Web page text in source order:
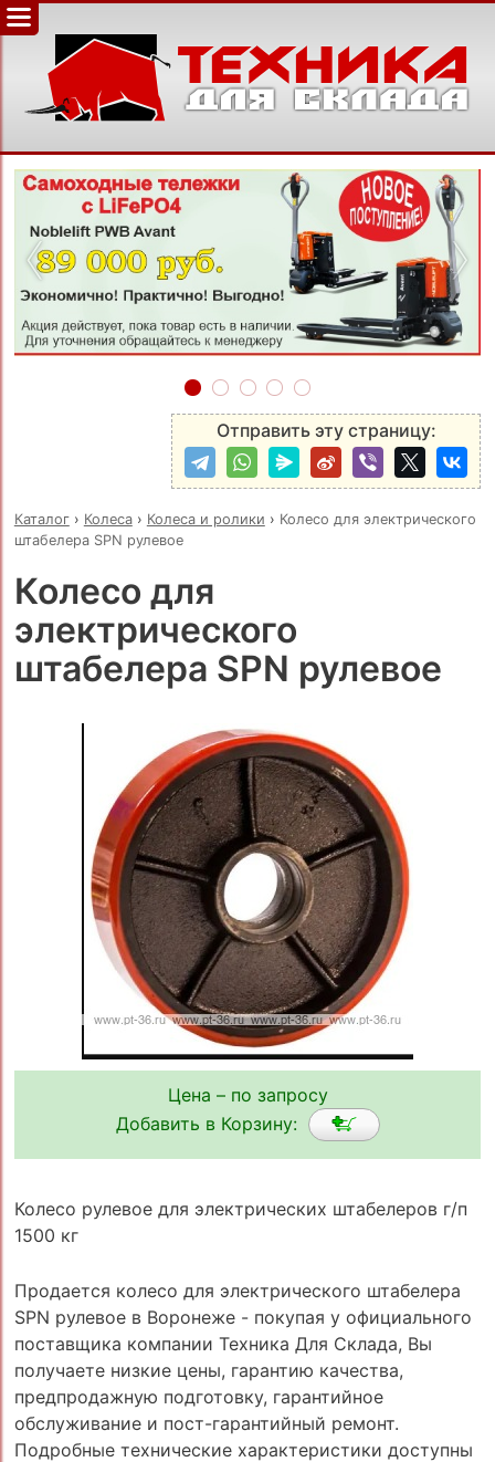
‹ ›
Отправить эту страницу:
Каталог› Колеса› Колеса и ролики › Колесо для электрического
штабелера SPN рулевое
Колесо для
электрического
штабелера SPN рулевое
Цена – по запросу
Добавить в Корзину:
Колесо рулевое для электрических штабелеров г/п
1500 кг
Продается колесо для электрического штабелера
SPN рулевое в Воронеже - покупая у официального
поставщика компании Техника Для Склада, Вы
получаете низкие цены, гарантию качества,
предпродажную подготовку, гарантийное
обслуживание и пост-гарантийный ремонт.
Подробные технические характеристики доступны